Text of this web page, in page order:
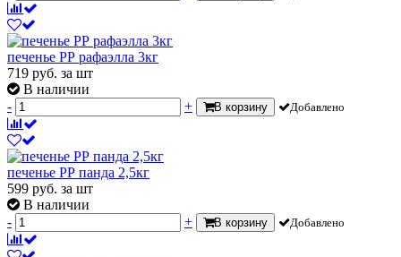
печенье РР рафаэлла 3кг
719 руб. за шт
В наличии
-
+ В корзину Добавлено
печенье РР панда 2,5кг
599 руб. за шт
В наличии
-
+ В корзину Добавлено